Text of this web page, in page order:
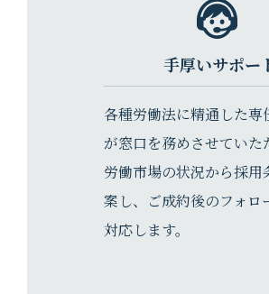
手厚いサポー
各種労働法に精通した専
が窓口を務めさせていた
労働市場の状況から採用
案し、ご成約後のフォロ
対応します。